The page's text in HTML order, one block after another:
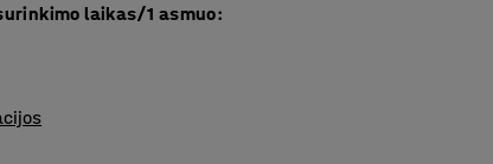
laikas/1 asmuo: